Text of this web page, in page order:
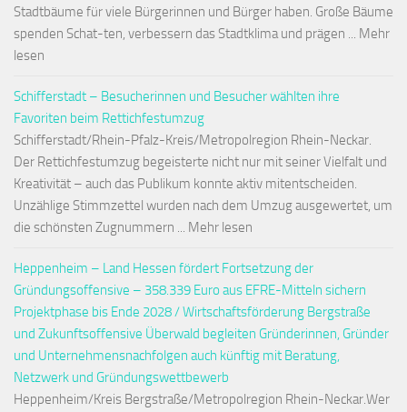
Stadtbäume für viele Bürgerinnen und Bürger haben. Große Bäume
spenden Schat-ten, verbessern das Stadtklima und prägen ... Mehr
lesen
Schifferstadt – Besucherinnen und Besucher wählten ihre
Favoriten beim Rettichfestumzug
Schifferstadt/Rhein-Pfalz-Kreis/Metropolregion Rhein-Neckar.
Der Rettichfestumzug begeisterte nicht nur mit seiner Vielfalt und
Kreativität – auch das Publikum konnte aktiv mitentscheiden.
Unzählige Stimmzettel wurden nach dem Umzug ausgewertet, um
die schönsten Zugnummern ... Mehr lesen
Heppenheim – Land Hessen fördert Fortsetzung der
Gründungsoffensive – 358.339 Euro aus EFRE-Mitteln sichern
Projektphase bis Ende 2028 / Wirtschaftsförderung Bergstraße
und Zukunftsoffensive Überwald begleiten Gründerinnen, Gründer
und Unternehmensnachfolgen auch künftig mit Beratung,
Netzwerk und Gründungswettbewerb
Heppenheim/Kreis Bergstraße/Metropolregion Rhein-Neckar.Wer